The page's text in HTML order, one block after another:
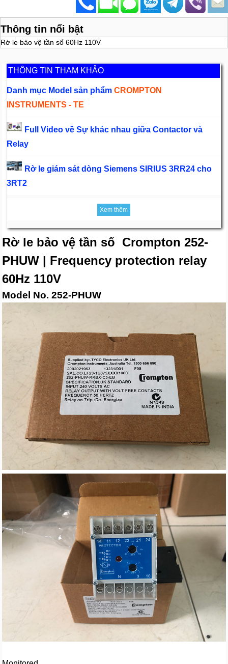
Thông tin nổi bật
Rờ le bảo vệ tần số 60Hz 110V
THÔNG TIN THAM KHẢO
Danh mục Model sản phẩmCROMPTON
INSTRUMENTS - TE
Full Video về Sự khác nhau giữa Contactor và
Relay
Rờ le giám sát dòng Siemens SIRIUS 3RR24 cho
3RT2
Xem thêm
Rờ le bảo vệ tần số Crompton 252-
PHUW | Frequency protection relay
60Hz 110V
Model No.252-PHUW